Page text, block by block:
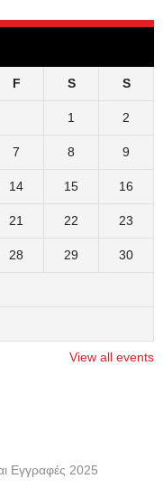
F S S
1 2
7 8 9
14 15 16
21 22 23
28 29 30
View all events
Εγγραφές 2025